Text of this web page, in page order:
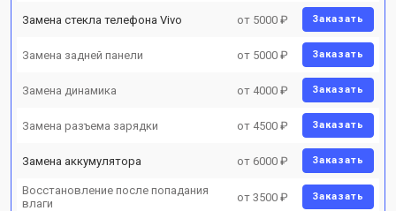
Замена стекла телефона Vivo от 5000 ₽ Заказать
Замена задней панели от 5000 ₽ Заказать
Замена динамика от 4000 ₽ Заказать
Замена разъема зарядки от 4500 ₽ Заказать
Замена аккумулятора от 6000 ₽ Заказать
Восстановление после попадания
влаги
от 3500 ₽ Заказать